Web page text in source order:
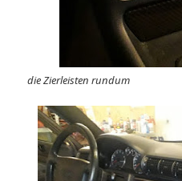
die Zierleisten rundum